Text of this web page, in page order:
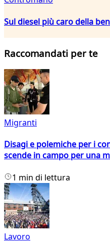
Sul diesel più caro della
Raccomandati per te
Migranti
Disagi e polemiche per i
scende in campo per una
1 min di lettura
Lavoro